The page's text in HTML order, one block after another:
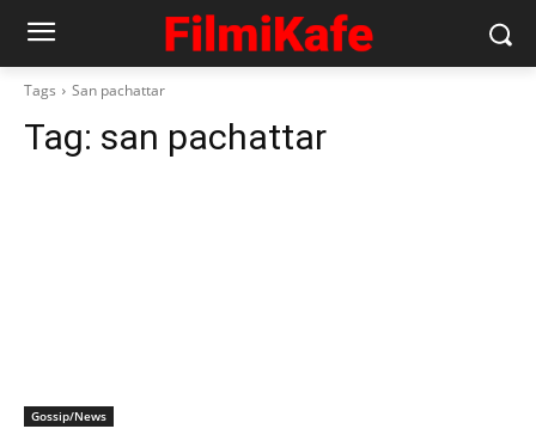
Tags San pachattar
Tag: san pachattar
Gossip/News